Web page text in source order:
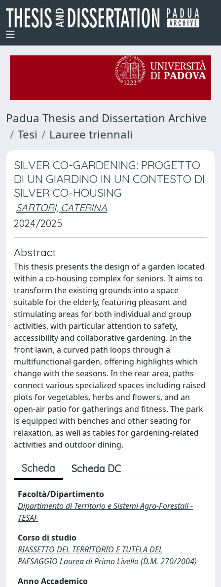
Padua Thesis and Dissertation Archive
Tesi
Lauree triennali
SILVER CO-GARDENING: PROGETTO
DI UN GIARDINO IN UN CONTESTO DI
SILVER CO-HOUSING
SARTORI, CATERINA
2024/2025
Abstract
This thesis presents the design of a garden located
within a co-housing complex for seniors. It aims to
transform the existing grounds into a space
suitable for the elderly, featuring pleasant and
stimulating areas for both individual and group
activities, with particular attention to safety,
accessibility and collaborative gardening. In the
front lawn, a curved path loops through a
multifunctional garden, offering highlights which
change with the seasons. In the rear area, paths
connect various specialized spaces including raised
plots for vegetables, herbs and flowers, and an
open-air patio for gatherings and fitness. The park
is equipped with benches and other seating for
relaxation, as well as tables for gardening-related
activities and outdoor dining.
Scheda Scheda DC
Facoltà/Dipartimento
Dipartimento di Territorio e Sistemi Agro-Forestali -
TESAF
Corso di studio
RIASSETTO DEL TERRITORIO E TUTELA DEL
PAESAGGIO Laurea di Primo Livello (D.M. 270/2004)
Anno Accademico